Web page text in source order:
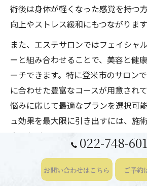
術後は身体が軽くなった感覚を持つ
向上やストレス緩和にもつながります
また、エステサロンではフェイシャ
ーと組み合わせることで、美容と健
ーチできます。特に登米市のサロン
に合わせた豊富なコースが用意され
悩みに応じて最適なプランを選択可
ュ効果を最大限に引き出すには、施
息も心がけましょう。
リンパマッサージがもたらす美容
022-748-
お問い合わせはこちら ご予約